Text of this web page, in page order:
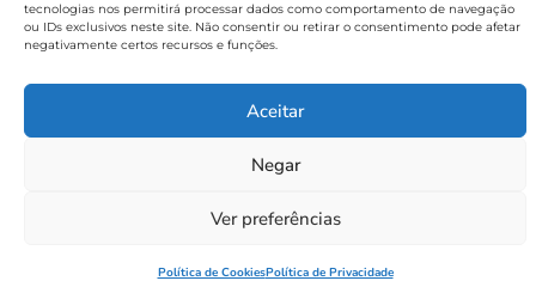
tecnologias nos permitirá processar dados como comportamento de navegação
ou IDs exclusivos neste site. Não consentir ou retirar o consentimento pode afetar
negativamente certos recursos e funções.
Aceitar
Negar
Ver preferências
Política de CookiesPolítica de Privacidade